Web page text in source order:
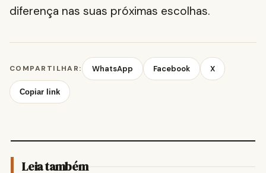
diferença nas suas próximas escolhas.
COMPARTILHAR: WhatsApp Facebook X
Copiar link
Leia também